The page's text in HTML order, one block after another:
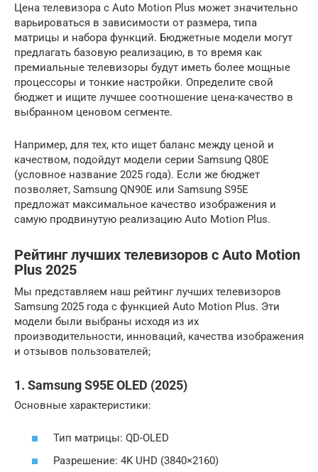
Цена телевизора с Auto Motion Plus может значительно
варьироваться в зависимости от размера, типа
матрицы и набора функций. Бюджетные модели могут
предлагать базовую реализацию, в то время как
премиальные телевизоры будут иметь более мощные
процессоры и тонкие настройки. Определите свой
бюджет и ищите лучшее соотношение цена-качество в
выбранном ценовом сегменте.
Например, для тех, кто ищет баланс между ценой и
качеством, подойдут модели серии Samsung Q80E
(условное название 2025 года). Если же бюджет
позволяет, Samsung QN90E или Samsung S95E
предложат максимальное качество изображения и
самую продвинутую реализацию Auto Motion Plus.
Рейтинг лучших телевизоров с Auto Motion
Plus 2025
Мы представляем наш рейтинг лучших телевизоров
Samsung 2025 года с функцией Auto Motion Plus. Эти
модели были выбраны исходя из их
производительности, инноваций, качества изображения
и отзывов пользователей;
1. Samsung S95E OLED (2025)
Основные характеристики:
Тип матрицы: QD-OLED
Разрешение: 4K UHD (3840×2160)